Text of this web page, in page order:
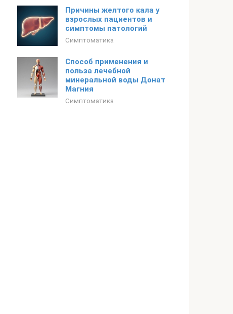
Причины желтого кала у
взрослых пациентов и
симптомы патологий
Симптоматика
Способ применения и
польза лечебной
минеральной воды Донат
Магния
Симптоматика